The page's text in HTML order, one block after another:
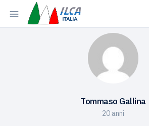
Tommaso Gallina
20 anni